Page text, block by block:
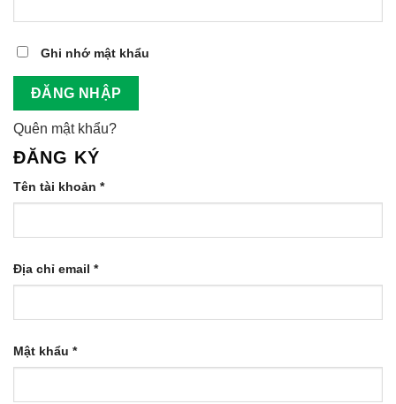
Ghi nhớ mật khẩu
ĐĂNG NHẬP
Quên mật khẩu?
ĐĂNG KÝ
Tên tài khoản *Bắt
buộc
Địa chỉ email *Bắt
buộc
Mật khẩu *Bắt
buộc